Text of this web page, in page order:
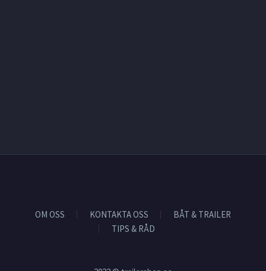
OM OSS KONTAKTA OSS
BÅT & TRAILER
TIPS & RÅD